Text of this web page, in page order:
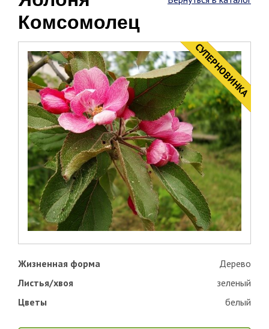
Комсомолец
НОВИНКА
CУПЕРНОВИНКА
Жизненная форма
Дерево
Листья/хвоя
зеленый
Цветы
белый